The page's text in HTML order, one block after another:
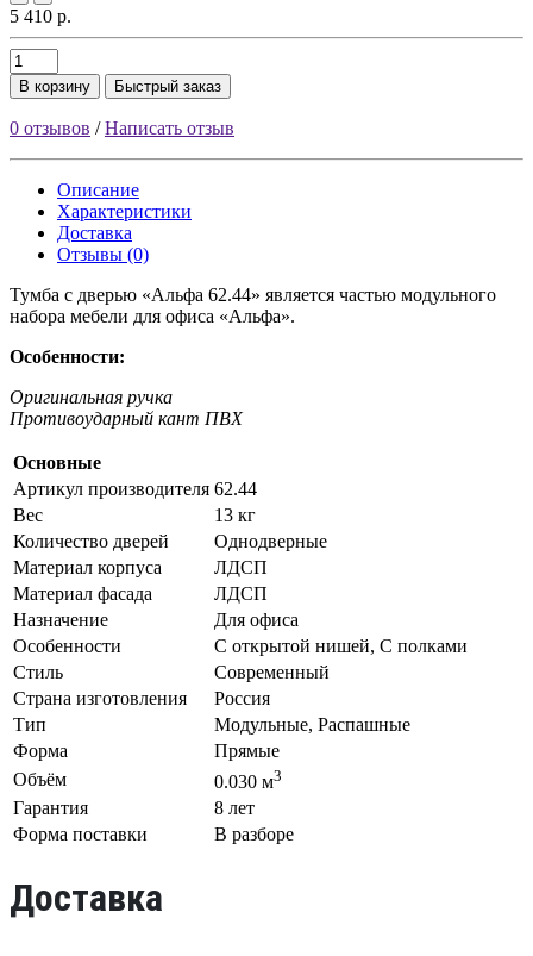
5 410 р.
В корзину Быстрый заказ
0 отзывов /Написать отзыв
Описание
Характеристики
Доставка
Отзывы (0)
Тумба с дверью «Альфа 62.44» является частью модульного
набора мебели для офиса «Альфа».
Особенности:
Оригинальная ручка
Противоударный кант ПВХ
Основные
Артикул производителя 62.44
Вес
13 кг
Количество дверей
Однодверные
Материал корпуса
ЛДСП
Материал фасада
ЛДСП
Назначение
Для офиса
Особенности
С открытой нишей, С полками
Стиль
Современный
Страна изготовления
Россия
Тип
Модульные, Распашные
Форма
Прямые
Объём
0.030 м3
Гарантия
8 лет
Форма поставки
В разборе
Доставка